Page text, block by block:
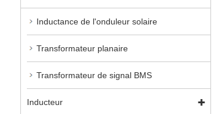
Inductance de l'onduleur solaire
Transformateur planaire
Transformateur de signal BMS
Inducteur